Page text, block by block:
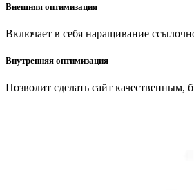
Внешняя оптимизация
Включает в себя наращивание
Внутренняя оптимизация
Позволит сделать сайт